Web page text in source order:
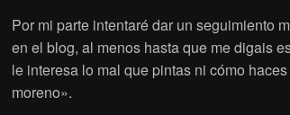
Por mi parte intentaré dar un seguimiento
en el blog, al menos hasta que me digais
le interesa lo mal que pintas ni cómo
moreno».